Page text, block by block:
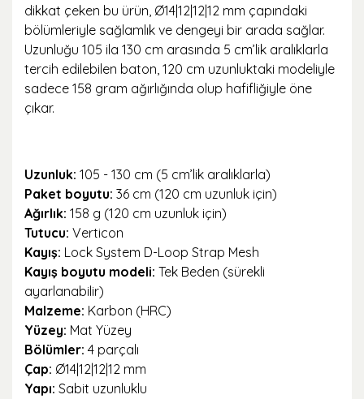
dikkat çeken bu ürün, Ø14|12|12|12 mm çapındaki
bölümleriyle sağlamlık ve dengeyi bir arada sağlar.
Uzunluğu 105 ila 130 cm arasında 5 cm’lik aralıklarla
tercih edilebilen baton, 120 cm uzunluktaki modeliyle
sadece 158 gram ağırlığında olup hafifliğiyle öne
çıkar.
Uzunluk: 105 - 130 cm (5 cm’lik aralıklarla)
Paket boyutu: 36 cm (120 cm uzunluk için)
Ağırlık: 158 g (120 cm uzunluk için)
Tutucu: Verticon
Kayış: Lock System D-Loop Strap Mesh
Kayış boyutu modeli: Tek Beden (sürekli
ayarlanabilir)
Malzeme: Karbon (HRC)
Yüzey: Mat Yüzey
Bölümler: 4 parçalı
Çap: Ø14|12|12|12 mm
Yapı: Sabit uzunluklu